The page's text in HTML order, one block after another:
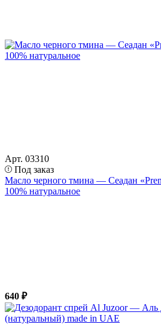
Арт. 03310
Под заказ
Масло черного тмина — Сеадан
100% натуральное
640 ₽